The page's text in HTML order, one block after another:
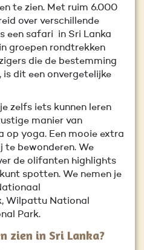
te zien. Met ruim 6.000
over verschillende
een safari in Sri Lanka
groepen rondtrekken
die de bestemming
is dit een onvergetelijke
zelfs iets kunnen leren
manier van
op yoga. Een mooie extra
te bewonderen. We
de olifanten highlights
spotten. We nemen je
Wilpattu National
Park.
zien in Sri Lanka?